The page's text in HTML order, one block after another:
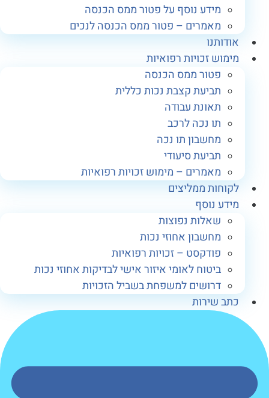
מידע נוסף על פטור ממס הכנסה
מאמרים – פטור ממס הכנסה לנכים
זכויות רפואיות
פטור ממס הכנסה
תביעת קצבת נכות כללית
תאונת עבודה
תו נכה לרכב
מחשבון תו נכה
תביעת סיעודי
מאמרים – מימוש זכויות רפואיות
ממליצים
נוסף
שאלות נפוצות
מחשבון אחוזי נכות
פודקסט – זכויות רפואיות
ביטוח לאומי איזור אישי לבדיקות אחוזי נכות
דרושים למשפחת בשביל הזכויות
שירות